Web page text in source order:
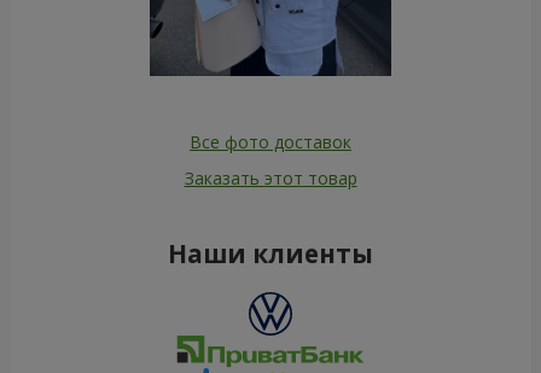
Все фото доставок
Заказать этот товар
Наши клиенты